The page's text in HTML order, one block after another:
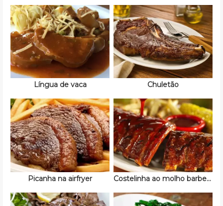
Língua de vaca Chuletão
Picanha na airfryer Costelinha ao molho barbecue